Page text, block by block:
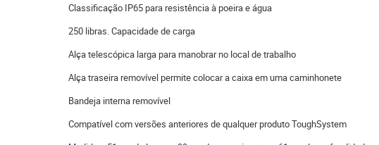
Classificação IP65 para resistência à poeira e água
250 libras. Capacidade de carga
Alça telescópica larga para manobrar no local de trabalho
Alça traseira removível permite colocar a caixa em uma caminhonete
Bandeja interna removível
Compatível com versões anteriores de qualquer produto ToughSystem